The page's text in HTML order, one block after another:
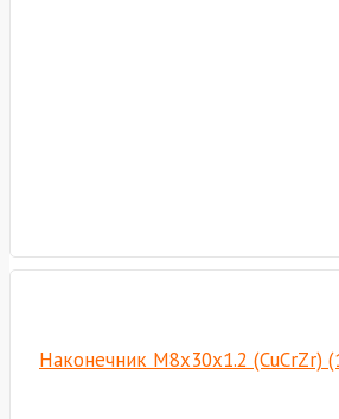
Наконечник М8х30х1.2 (CuCrZr)